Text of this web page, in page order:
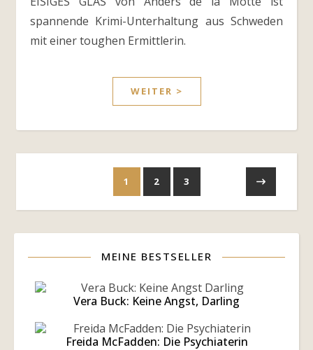
spannende Krimi-Unterhaltung aus Schweden
mit einer toughen Ermittlerin.
WEITER >
1 2 3
MEINE BESTSELLER
Vera Buck: Keine Angst, Darling
Freida McFadden: Die Psychiaterin